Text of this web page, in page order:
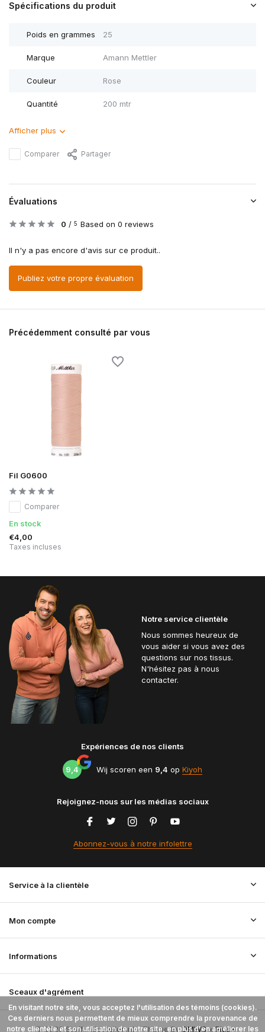
Spécifications du produit
Poids en grammes 25
Marque Amann Mettler
Couleur Rose
Quantité 200 mtr
Afficher plus
Comparer Partager
Évaluations
0 / 5 Based on 0 reviews
Il n'y a pas encore d'avis sur ce produit..
Publiez votre propre évaluation
Précédemment consulté par vous
Fil G0600
Comparer
En stock
€4,00
Taxes incluses
Notre service clientèle
Nous sommes heureux de
vous aider si vous avez des
questions sur nos tissus.
N'hésitez pas à nous
contacter.
Expériences de nos clients
9,4 Wij scoren een 9,4 op Kiyoh
Rejoignez-nous sur les médias sociaux
Abonnez-vous à notre infolettre
Service à la clientèle
Mon compte
Informations
Sceaux d'agrément
© 2026 StoffenBestellen.nl - Theme ByDMWSxPlus+
En visitant notre site, vous acceptez l'utilisation des témoins (cookies).
Ces derniers nous permettent de mieux comprendre la provenance de
notre clientèle et son utilisation de notre site, en plus d'en améliorer les